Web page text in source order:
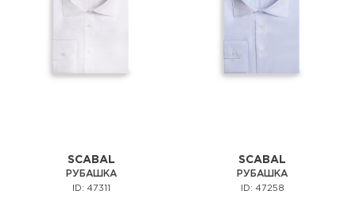
SCABAL
РУБАШКА
ID: 47311
SCABAL
РУБАШКА
ID: 47258